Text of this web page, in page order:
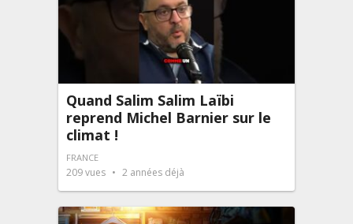
Quand Salim Salim Laïbi
reprend Michel Barnier sur le
climat !
FRANCE
209vues 2 années déjà